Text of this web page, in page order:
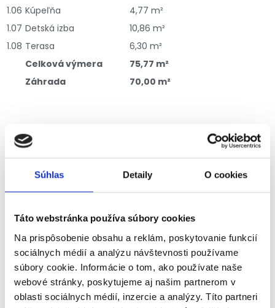
Súhlas Detaily O cookies
Táto webstránka používa súbory cookies
Na prispôsobenie obsahu a reklám, poskytovanie funkcií
sociálnych médií a analýzu návštevnosti používame
súbory cookie. Informácie o tom, ako používate naše
webové stránky, poskytujeme aj našim partnerom v
oblasti sociálnych médií, inzercie a analýzy. Títo partneri
1.06 Kúpeľňa
4,77 m²
1.07 Detská izba
10,86 m²
1.08 Terasa
6,30 m²
Celková výmera
75,77 m²
Záhrada
70,00 m²
Máte záujem?
Pre obhliadky a viac informácii nás prosím
0944 48 48 49
Spoločnosť LUSSUSOSA s.r.o. je exkluzívnym partnerom
medzinárodnej realitnej skupiny ZENITH Luxury Real Estate a je
tak výhradne oprávnená používať obchodné označenie
ZENITH Luxury Real Estate pri svojich obchodných aktivitách.